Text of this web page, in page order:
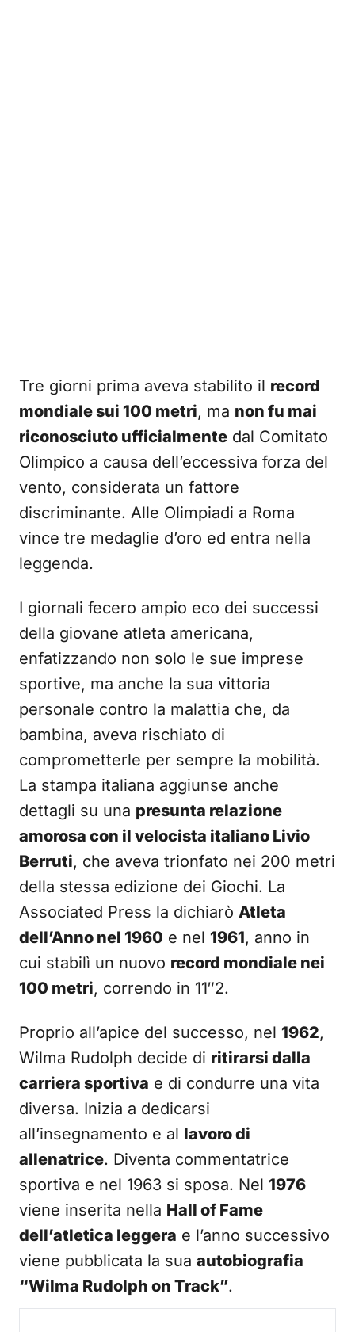
Tre giorni prima aveva stabilito il record
mondiale sui 100 metri, ma non fu mai
riconosciuto ufficialmente dal Comitato
Olimpico a causa dell’eccessiva forza del
vento, considerata un fattore
discriminante. Alle Olimpiadi a Roma
vince tre medaglie d’oro ed entra nella
leggenda.
I giornali fecero ampio eco dei successi
della giovane atleta americana,
enfatizzando non solo le sue imprese
sportive, ma anche la sua vittoria
personale contro la malattia che, da
bambina, aveva rischiato di
comprometterle per sempre la mobilità.
La stampa italiana aggiunse anche
dettagli su una presunta relazione
amorosa con il velocista italiano Livio
Berruti, che aveva trionfato nei 200 metri
della stessa edizione dei Giochi. La
Associated Press la dichiarò Atleta
dell’Anno nel 1960 e nel 1961, anno in
cui stabilì un nuovo record mondiale nei
100 metri, correndo in 11″2.
Proprio all’apice del successo, nel 1962,
Wilma Rudolph decide di ritirarsi dalla
carriera sportiva e di condurre una vita
diversa. Inizia a dedicarsi
all’insegnamento e al lavoro di
allenatrice. Diventa commentatrice
sportiva e nel 1963 si sposa. Nel 1976
viene inserita nella Hall of Fame
dell’atletica leggera e l’anno successivo
viene pubblicata la sua autobiografia
“Wilma Rudolph on Track”.